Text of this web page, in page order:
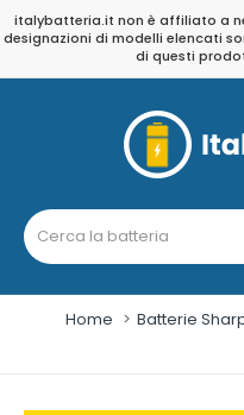
italybatteria.it non è affiliato a
designazioni di modelli elencati
di questi
Home Batterie